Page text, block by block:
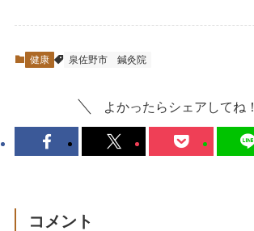
健康 泉佐野市 鍼灸院
よかったらシェアしてね！
コメント